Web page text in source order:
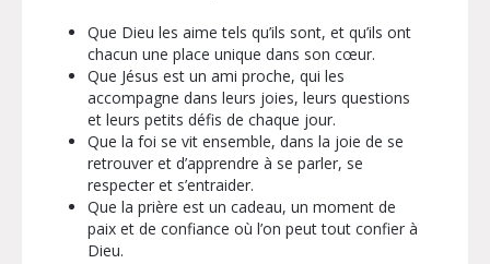
Que Dieu les aime tels qu’ils sont, et qu’ils ont
chacun une place unique dans son cœur.
Que Jésus est un ami proche, qui les
accompagne dans leurs joies, leurs questions
et leurs petits défis de chaque jour.
Que la foi se vit ensemble, dans la joie de se
retrouver et d’apprendre à se parler, se
respecter et s’entraider.
Que la prière est un cadeau, un moment de
paix et de confiance où l’on peut tout confier à
Dieu.